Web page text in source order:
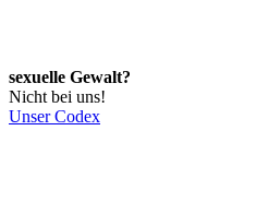
sexuelle Gewalt?
Nicht bei uns!
Unser Codex